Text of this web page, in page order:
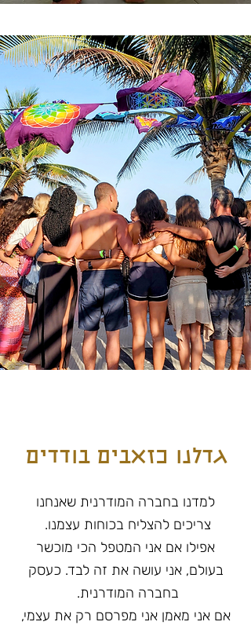
גדלנו כזאבים בודדים
למדנו בחברה המודרנית שאנחנו
צריכים להצליח בכוחות עצמנו.
אפילו אם אני המטפל הכי מוכשר
בעולם, אני עושה את זה לבד. כעסק
בחברה המודרנית.
אם אני מאמן אני מפרסם רק את עצמי,